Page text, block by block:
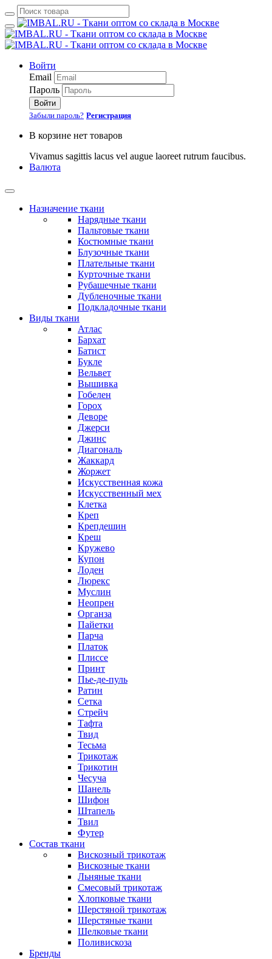
Войти
Email
Пароль
Войти
Забыли пароль? Регистрация
В корзине нет товаров
Vivamus sagittis lacus vel augue laoreet rutrum faucibus.
Валюта
Назначение ткани
Нарядные ткани
Пальтовые ткани
Костюмные ткани
Блузочные ткани
Плательные ткани
Курточные ткани
Рубашечные ткани
Дубленочные ткани
Подкладочные ткани
Виды ткани
Атлас
Бархат
Батист
Букле
Вельвет
Вышивка
Гобелен
Горох
Деворе
Джерси
Джинс
Диагональ
Жаккард
Жоржет
Искусственная кожа
Искусственный мех
Клетка
Креп
Крепдешин
Креш
Кружево
Купон
Лоден
Люрекс
Муслин
Неопрен
Органза
Пайетки
Парча
Платок
Плиссе
Принт
Пье-де-пуль
Ратин
Сетка
Стрейч
Тафта
Твид
Тесьма
Трикотаж
Трикотин
Чесуча
Шанель
Шифон
Штапель
Твил
Футер
Состав ткани
Вискозный трикотаж
Вискозные ткани
Льняные ткани
Смесовый трикотаж
Хлопковые ткани
Шерстяной трикотаж
Шерстяные ткани
Шелковые ткани
Поливискоза
Бренды